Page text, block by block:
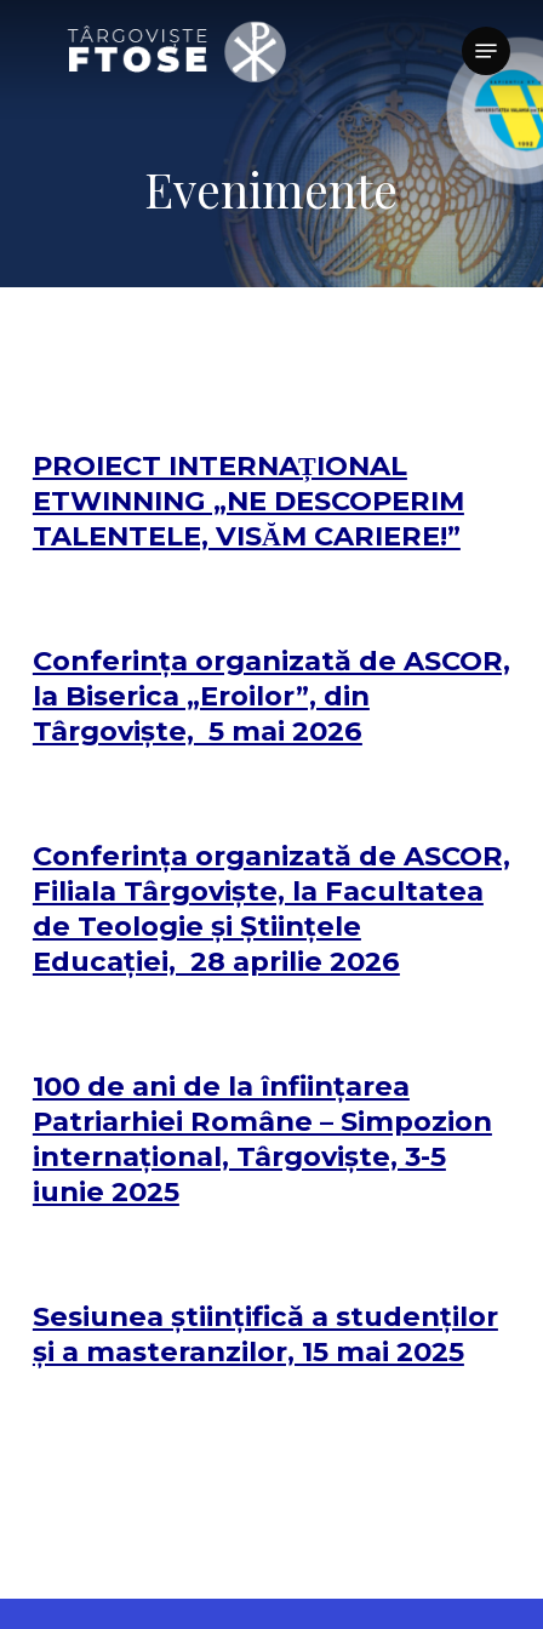
Menu
Evenimente
PROIECT INTERNAȚIONAL
ETWINNING „NE DESCOPERIM
TALENTELE, VISĂM CARIERE!”
Conferința organizată de ASCOR,
la Biserica „Eroilor”, din
Târgoviște, 5 mai 2026
Conferința organizată de ASCOR,
Filiala Târgoviște, la Facultatea
de Teologie și Științele
Educației, 28 aprilie 2026
100 de ani de la înființarea
Patriarhiei Române – Simpozion
internațional, Târgoviște, 3-5
iunie 2025
Sesiunea științifică a studenților
și a masteranzilor, 15 mai 2025